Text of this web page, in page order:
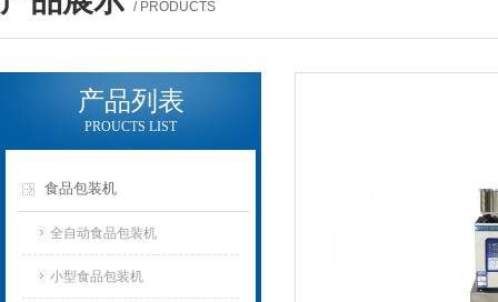
/ PRODUCTS
产品列表
PROUCTS LIST
食品包装机
全自动食品包装机
小型食品包装机